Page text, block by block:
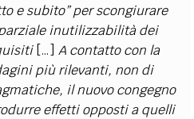
e subito” per scongiurare
inutilizzabilità dei
[…]A contatto con la
più rilevanti, non di
il nuovo congegno
effetti opposti a quelli